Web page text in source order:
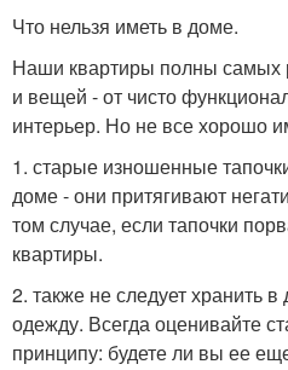
Что нельзя иметь в доме.
Наши квартиры полны самых
и вещей - от чисто
интерьер. Но не все хорошо
1. старые изношенные
доме - они притягивают
том случае, если тапочки
квартиры.
2. также не следует хранить
одежду. Всегда оценивайте
принципу: будете ли вы ее